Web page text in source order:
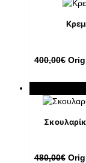
400,00€
480,00€